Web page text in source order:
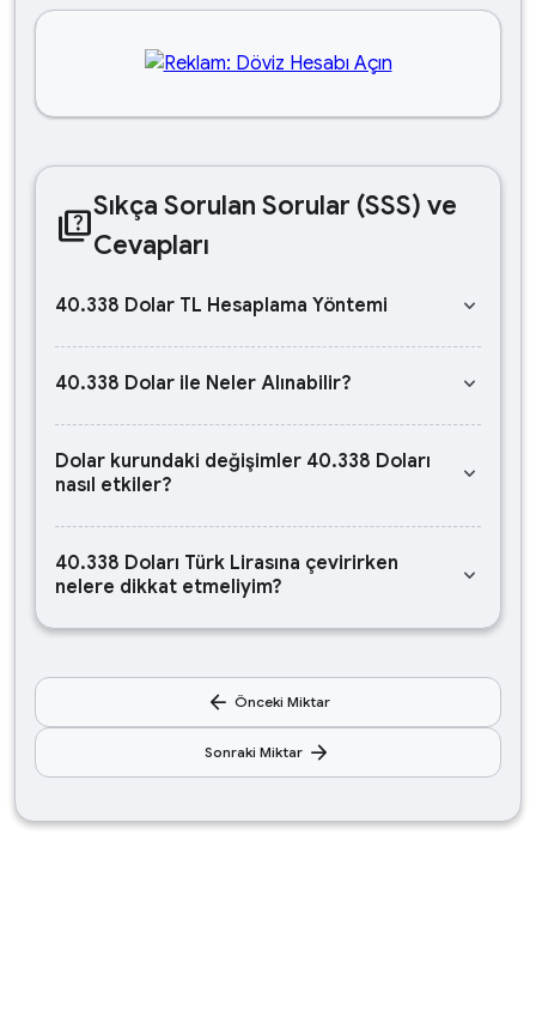
quizSıkça Sorulan Sorular (SSS) ve
Cevapları
40.338 Dolar TL Hesaplama Yöntemi keyboard_arrow_down
40.338 Dolar ile Neler Alınabilir? keyboard_arrow_down
Dolar kurundaki değişimler 40.338 Doları
nasıl etkiler?
keyboard_arrow_down
40.338 Doları Türk Lirasına çevirirken
nelere dikkat etmeliyim?
keyboard_arrow_down
arrow_back Önceki Miktar
Sonraki Miktar arrow_forward